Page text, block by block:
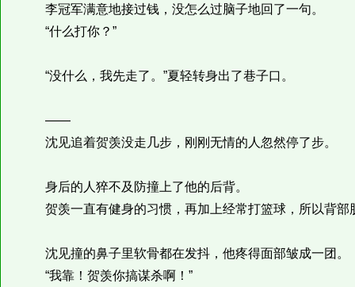
李冠军满意地接过钱，没怎么过脑子地回了一句。
“什么打你？”
“没什么，我先走了。”夏轻转身出了巷子口。
——
沈见追着贺羡没走几步，刚刚无情的人忽然停了步。
身后的人猝不及防撞上了他的后背。
贺羡一直有健身的习惯，再加上经常打篮球，所以背部
沈见撞的鼻子里软骨都在发抖，他疼得面部皱成一团。
“我靠！贺羡你搞谋杀啊！”